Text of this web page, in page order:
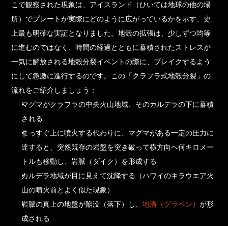
こで観察された現象は、アイスランド（ひいては地球の他の場
所）でプレートが実際にどのように広がっているかを示す、史
上最も明確な実証となりました。地殻の拡張は、少しずつ均等
に進むのではなく、時間の経過とともに蓄積されたストレスが
一気に解放される地殻分裂イベントの際に、ブレイクするよう
にして急激に進行するのです。この「クラフラ式地殻分裂」の
流れをご紹介しましょう：
マグマがクラフラの中央火山地域、そのカルデラの下に蓄積
される
まっすぐ上に噴火する代わりに、マグマがある一定の圧力に
達すると、突然既存の岩盤を突き破って横方向へ何キロメー
トルも移動し、岩脈（ダイク）を形成する
カルデラ地域が目に見えて沈降する（ハワイのキラウエア火
山の噴火前とよく似た現象）
岩脈の真上の地盤が陥没（落下）し、地溝（グラベン）が形
成される